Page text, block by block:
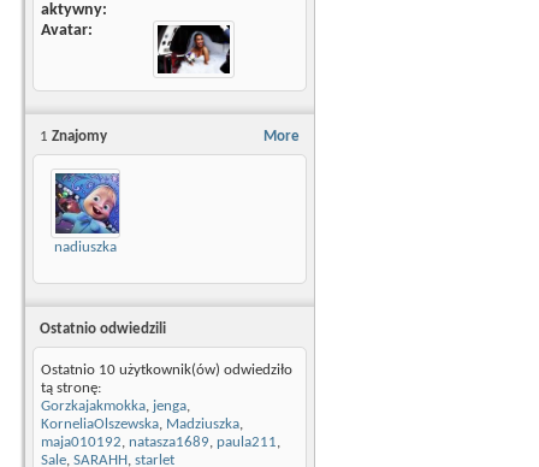
aktywny
Avatar
More
1 Znajomy
nadiuszka
Ostatnio odwiedzili
Ostatnio 10 użytkownik(ów) odwiedziło
tą stronę:
Gorzkajakmokka, jenga,
KorneliaOlszewska, Madziuszka,
maja010192, natasza1689, paula211,
Sale, SARAHH, starlet